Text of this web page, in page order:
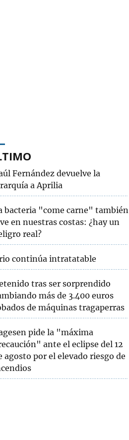
Fernández devuelve la
a Aprilia
bacteria "come carne" también
en nuestras costas: ¿hay un
real?
continúa intratatable
tras ser sorprendido
más de 3.400 euros
de máquinas tragaperras
pide la "máxima
ante el eclipse del 12
agosto por el elevado riesgo de